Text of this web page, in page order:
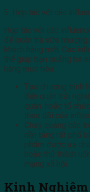
5. Hợp tác với các
Hợp tác với các
để quán trà sữa
khách hàng mới. Các
thể giúp bạn quảng bá
hàng mục tiêu.
Tạo chương trình
đến quán trải
quán, hoặc tổ
theo dõi của
Chạy quảng cáo
nền tảng rất phổ
phẩm được ưa
hoặc thử thách
mạng xã hội.
Kinh Nghiệm